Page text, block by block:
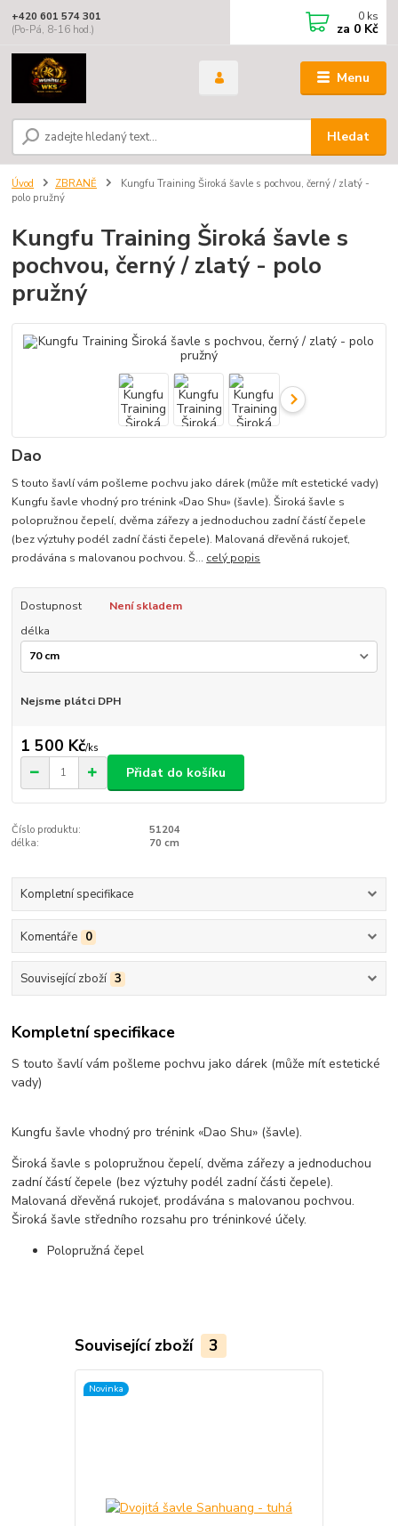
Menu
Hledat
+420 601 574 301
(Po-Pá, 8-16 hod.)
0 ks
za 0 Kč
Úvod ZBRANĚ
Kungfu Training Široká šavle s pochvou, černý / zlatý -
polo pružný
Kungfu Training Široká šavle s
pochvou, černý / zlatý - polo
pružný
Dao
S touto šavlí vám pošleme pochvu jako dárek (může mít estetické vady)
Kungfu šavle vhodný pro trénink «Dao Shu» (šavle). Široká šavle s
polopružnou čepelí, dvěma zářezy a jednoduchou zadní částí čepele
(bez výztuhy podél zadní části čepele). Malovaná dřevěná rukojeť,
prodávána s malovanou pochvou. Š... celý popis
Dostupnost
Není skladem
délka
Nejsme plátci DPH
1 500 Kč/ks
Přidat do košíku
Číslo produktu:
51204
délka:
70 cm
Kompletní specifikace
Komentáře 0
Související zboží 3
Kompletní specifikace
S touto šavlí vám pošleme pochvu jako dárek (může mít estetické
vady)
Kungfu šavle vhodný pro trénink «Dao Shu» (šavle).
Široká šavle s polopružnou čepelí, dvěma zářezy a jednoduchou
zadní částí čepele (bez výztuhy podél zadní části čepele).
Malovaná dřevěná rukojeť, prodávána s malovanou pochvou.
Široká šavle středního rozsahu pro tréninkové účely.
Polopružná čepel
Související zboží 3
Novinka